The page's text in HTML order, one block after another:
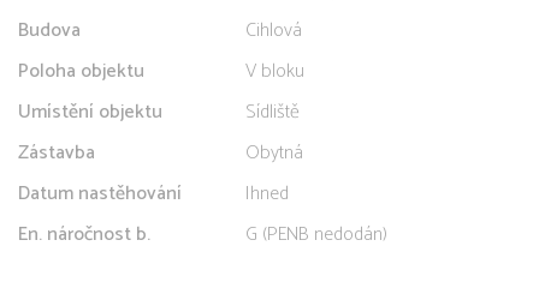
Budova
Cihlová
Poloha objektu
V bloku
Umístění objektu
Sídliště
Zástavba
Obytná
Datum nastěhování
Ihned
En. náročnost b.
G (PENB nedodán)